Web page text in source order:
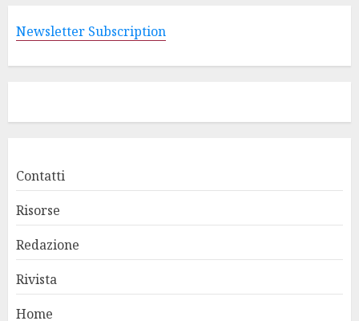
Newsletter Subscription
Contatti
Risorse
Redazione
Rivista
Home